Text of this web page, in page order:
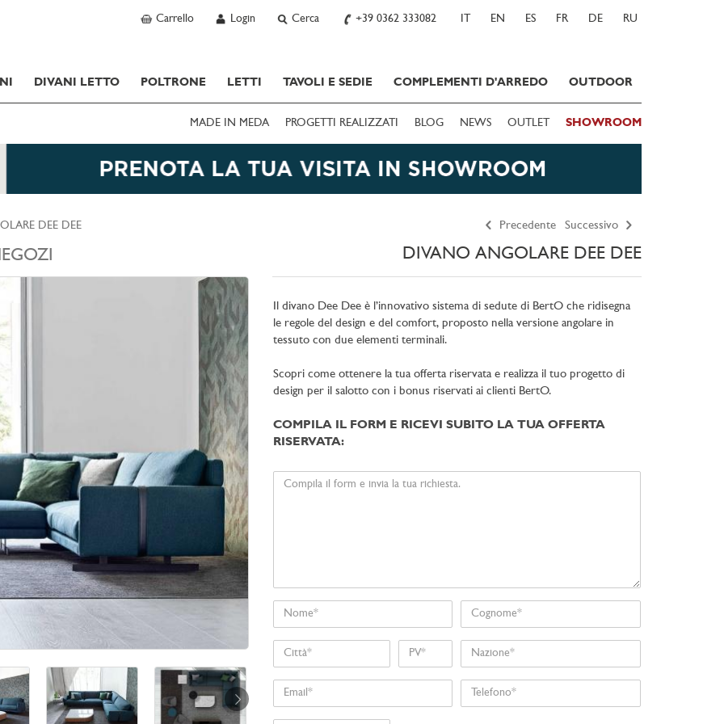
Carrello Login Cerca +39 0362 333082 IT EN ES FR DE RU
DIVANI LETTO POLTRONE LETTI TAVOLI E SEDIE COMPLEMENTI D'ARREDO OUTDOOR
MADE IN MEDA PROGETTI REALIZZATI BLOG NEWS OUTLET SHOWROOM
Precedente Successivo
DEE DEE
DIVANO ANGOLARE DEE DEE
Il divano Dee Dee è l’innovativo sistema di sedute di BertO che ridisegna
le regole del design e del comfort, proposto nella versione angolare in
tessuto con due elementi terminali.
Scopri come ottenere la tua offerta riservata e realizza il tuo progetto di
design per il salotto con i bonus riservati ai clienti BertO.
COMPILA IL FORM E RICEVI SUBITO LA TUA OFFERTA
RISERVATA:
Nome Cognome
Città Nome Nazione
Email Telefono